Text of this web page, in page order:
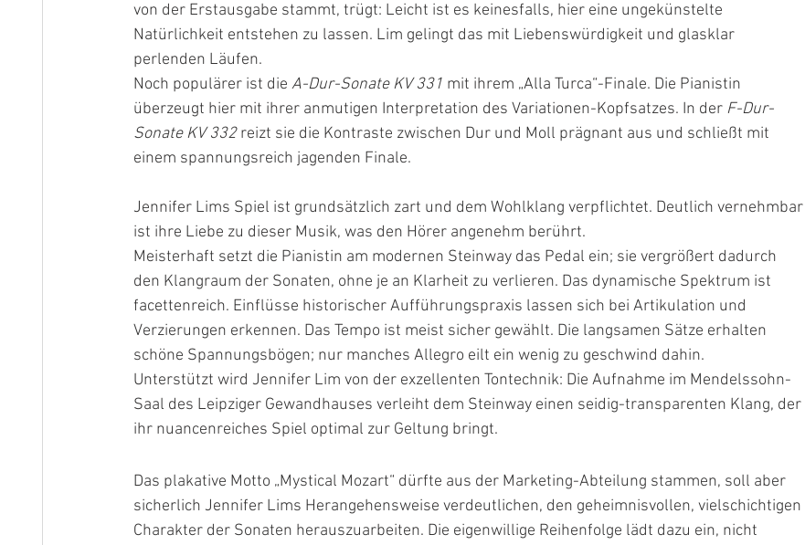
von der Erstausgabe stammt, trügt: Leicht ist es keinesfalls, hier eine ungekünstelte
Natürlichkeit entstehen zu lassen. Lim gelingt das mit Liebenswürdigkeit und glasklar
perlenden Läufen.
Noch populärer ist die A-Dur-Sonate KV 331 mit ihrem „Alla Turca“-Finale. Die Pianistin
überzeugt hier mit ihrer anmutigen Interpretation des Variationen-Kopfsatzes. In der F-Dur-
Sonate KV 332 reizt sie die Kontraste zwischen Dur und Moll prägnant aus und schließt mit
einem spannungsreich jagenden Finale.
Jennifer Lims Spiel ist grundsätzlich zart und dem Wohlklang verpflichtet. Deutlich vernehmbar
ist ihre Liebe zu dieser Musik, was den Hörer angenehm berührt.
Meisterhaft setzt die Pianistin am modernen Steinway das Pedal ein; sie vergrößert dadurch
den Klangraum der Sonaten, ohne je an Klarheit zu verlieren. Das dynamische Spektrum ist
facettenreich. Einflüsse historischer Aufführungspraxis lassen sich bei Artikulation und
Verzierungen erkennen. Das Tempo ist meist sicher gewählt. Die langsamen Sätze erhalten
schöne Spannungsbögen; nur manches Allegro eilt ein wenig zu geschwind dahin.
Unterstützt wird Jennifer Lim von der exzellenten Tontechnik: Die Aufnahme im Mendelssohn-
Saal des Leipziger Gewandhauses verleiht dem Steinway einen seidig-transparenten Klang, der
ihr nuancenreiches Spiel optimal zur Geltung bringt.
Das plakative Motto „Mystical Mozart“ dürfte aus der Marketing-Abteilung stammen, soll aber
sicherlich Jennifer Lims Herangehensweise verdeutlichen, den geheimnisvollen, vielschichtigen
Charakter der Sonaten herauszuarbeiten. Die eigenwillige Reihenfolge lädt dazu ein, nicht